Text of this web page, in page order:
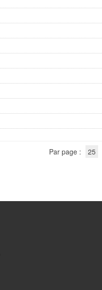
Par page : 25